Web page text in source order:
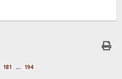
181 ... 194